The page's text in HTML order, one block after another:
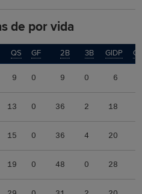
de por vida
QS GF 2B 3B GIDP
9 0 9 0 6
13 0 36 2 18
15 0 36 4 20
19 0 48 0 28